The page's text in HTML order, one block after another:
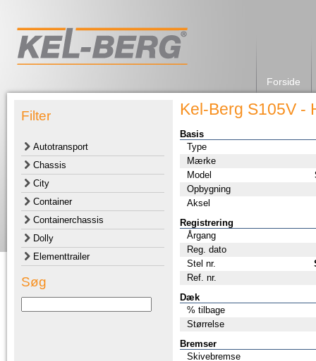
Forside
Filter
Autotransport
Chassis
City
Container
Containerchassis
Dolly
Elementtrailer
Søg
Kel-Berg S105V -
Basis
Type
Mærke
Model
Opbygning
Aksel
Registrering
Årgang
Reg. dato
Stel nr.
Ref. nr.
Dæk
% tilbage
Størrelse
Bremser
Skivebremse